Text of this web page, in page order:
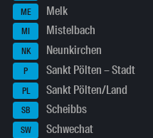
ME Melk
MI Mistelbach
NK Neunkirchen
P Sankt Pölten – Stadt
PL Sankt Pölten/Land
SB Scheibbs
SW Schwechat